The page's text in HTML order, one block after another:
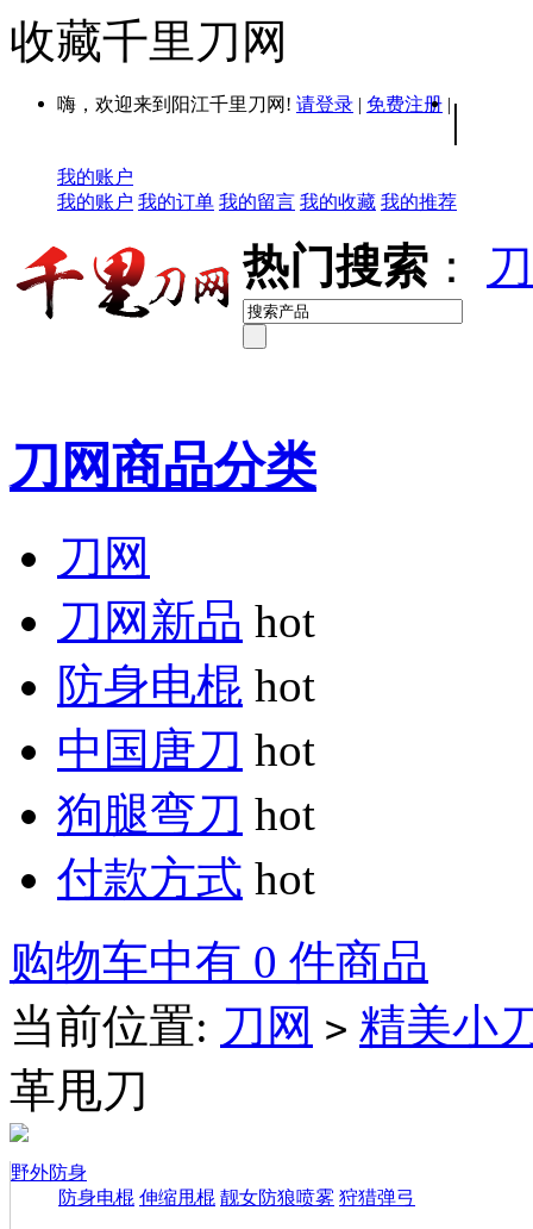
收藏千里刀网
嗨，欢迎来到阳江千里刀网! 请登录 | 免费注册 | |
我的账户
我的账户 我的订单 我的留言 我的收藏 我的推荐
热门搜索 ：
刀网商品分类
刀网
刀网新品 hot
防身电棍 hot
中国唐刀 hot
狗腿弯刀 hot
付款方式 hot
购物车中有 0 件商品
当前位置: 刀网 > 精美小
革甩刀
野外防身
防身电棍 伸缩甩棍 靓女防狼喷雾 狩猎弹弓